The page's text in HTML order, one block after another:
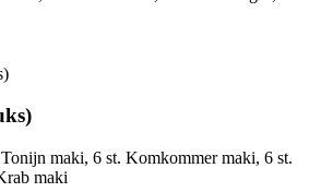
maki, 6 st. Komkommer maki, 6 st.
maki